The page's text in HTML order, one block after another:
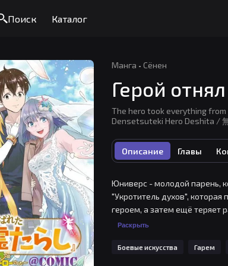
Поиск Каталог
Манга · Сёнен
Герой
The hero took everything from
Densetsuteki Hero Deshita /
Описание Главы
Юниверс - молодой парень,
"Укротитель духов",
героем, а затем ещё теряет
принцессой духов ветра,
Раскрыть
Боевые искусства Гарем